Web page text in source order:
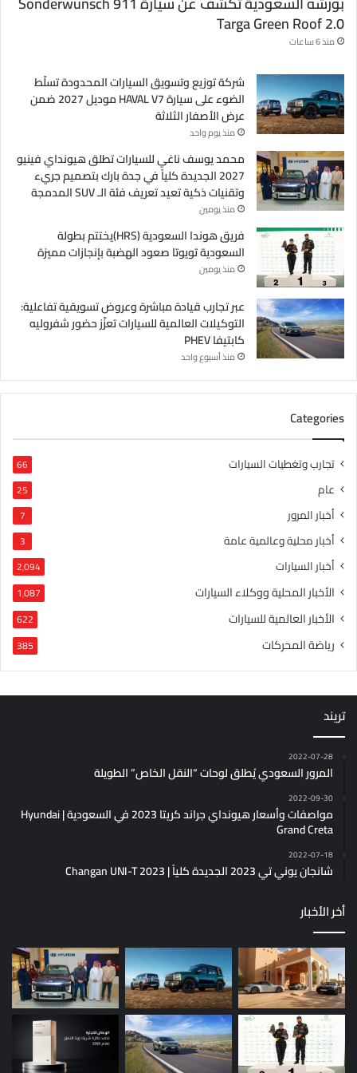
Targa Green Roof 2.0
منذ 6 ساعات
شركة توزيع وتسويق السيارات المحدودة تسلّط
الضوء على سيارة HAVAL V7 موديل 2027 ضمن
عرض الأصفار الثلاثة
منذ يوم واحد
محمد يوسف ناغي للسيارات تطلق هيونداي فينيو
2027 الجديدة كلياً في جدة بارك بتصميم جريء
وتقنيات ذكية تعيد تعريف فئة الـ SUV المدمجة
منذ يومين
فريق هوندا السعودية (HRS)يختتم بطولة
السعودية تويوتا صعود الهضبة بإنجازات مميزة
منذ يومين
عبر تجارب قيادة مباشرة وعروض تسويقية تفاعلية:
التوكيلات العالمية للسيارات تعزّز حضور شفروليه
كابتيفا PHEV
منذ أسبوع واحد
Categories
تجارب وتغطيات السيارات 66
عام 25
أخبار المرور 7
أخبار محلية وعالمية عامة 3
أخبار السيارات 2٬094
الأخبار المحلية ووكلاء السيارات 1٬087
الأخبار العالمية للسيارات 622
رياضة المحركات 385
تريند
2022-07-28
المرور السعودي يُطلق لوحات “النقل الخاص” الطويلة
2022-09-30
مواصفات وأسعار هيونداي جراند كريتا 2023 في السعودية | Hyundai
Grand Creta
2022-07-18
شانجان يوني تي 2023 الجديدة كلياً | Changan UNI-T 2023
أخر الأخبار